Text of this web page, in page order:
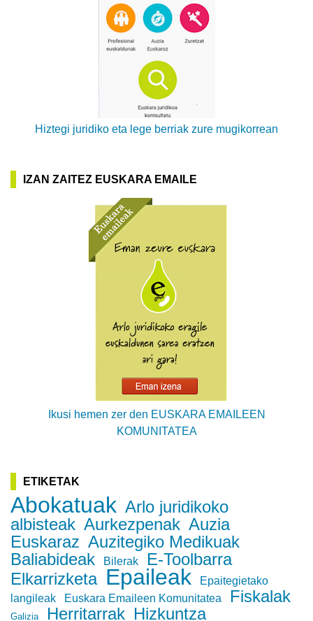
Hiztegi juridiko eta lege berriak zure mugikorrean
IZAN ZAITEZ EUSKARA EMAILE
Ikusi hemen zer den EUSKARA EMAILEEN
KOMUNITATEA
ETIKETAK
Abokatuak Arlo juridikoko
albisteak Aurkezpenak Auzia
Euskaraz Auzitegiko Medikuak
Baliabideak
Bilerak
E-Toolbarra
Elkarrizketa Epaileak
Epaitegietako
langileak
Euskara Emaileen Komunitatea Fiskalak
Galizia Herritarrak Hizkuntza